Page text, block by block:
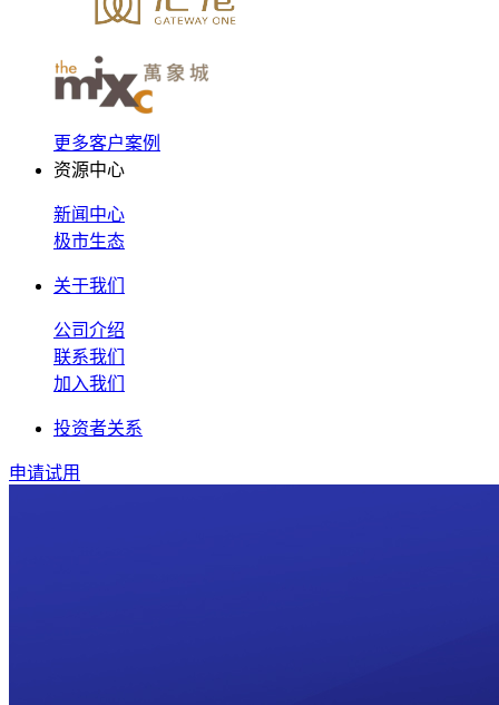
更多客户案例
资源中心
新闻中心
极市生态
关于我们
公司介绍
联系我们
加入我们
投资者关系
申请试用